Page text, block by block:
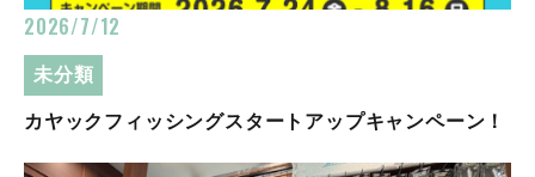
2026/7/12
未分類
カヤックフィッシングスタートアップキャンペーン！